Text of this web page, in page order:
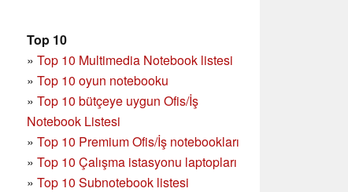
Top 10
» Top 10 Multimedia Notebook listesi
» Top 10 oyun notebooku
» Top 10 bütçeye uygun Ofis/İş
Notebook Listesi
» Top 10 Premium Ofis/İş notebookları
» Top 10 Çalışma istasyonu laptopları
» Top 10 Subnotebook listesi